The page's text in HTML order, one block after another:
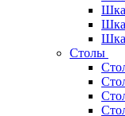
Столы